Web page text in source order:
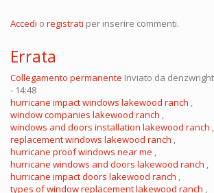
Accedi o registrati per inserire commenti.
Errata
Collegamento permanente Inviato da
- 14:48
hurricane impact windows lakewood ranch ,
window companies lakewood ranch ,
windows and doors installation lakewood ranch ,
replacement windows lakewood ranch ,
hurricane proof windows near me ,
hurricane windows and doors lakewood ranch ,
hurricane impact doors lakewood ranch ,
types of window replacement lakewood ranch ,